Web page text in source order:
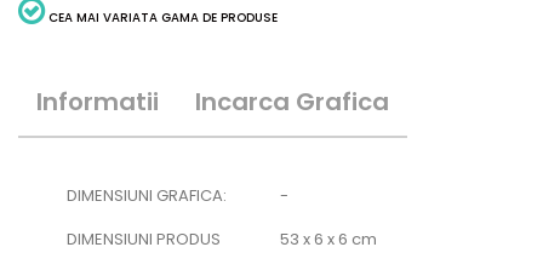
CEA MAI VARIATA GAMA DE PRODUSE
Informatii Incarca Grafica
DIMENSIUNI GRAFICA:
-
DIMENSIUNI PRODUS
53 x 6 x 6 cm